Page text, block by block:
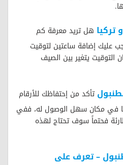
هل تريد معرفة كم
عليك إضافة ساعتين لتوقيت
التوقيت يتغير بين الصيف
تأكد من إحتفاظك للأرقام
في مكان سهل الوصول له، ففي
فحتماً سوف تحتاج لهذه
– تعرف على